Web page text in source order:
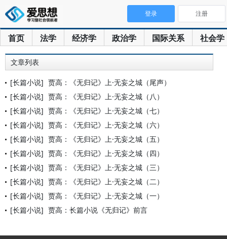
首页 法学 经济学 政治学 国际关系 社会学
登录 注册
文章列表
[长篇小说] 贾高：《无归记》上·无妄之城（尾声）
[长篇小说] 贾高：《无归记》上·无妄之城（八）
[长篇小说] 贾高：《无归记》上·无妄之城（七）
[长篇小说] 贾高：《无归记》上·无妄之城（六）
[长篇小说] 贾高：《无归记》上·无妄之城（五）
[长篇小说] 贾高：《无归记》上·无妄之城（四）
[长篇小说] 贾高：《无归记》上·无妄之城（三）
[长篇小说] 贾高：《无归记》上·无妄之城（二）
[长篇小说] 贾高：《无归记》上·无妄之城（一）
[长篇小说] 贾高：长篇小说《无归记》前言